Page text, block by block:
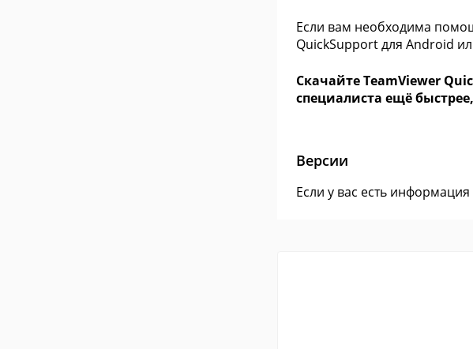
Если вам необходима
QuickSupport для Android
Скачайте TeamViewer
специалиста ещё
Версии
Если у вас есть